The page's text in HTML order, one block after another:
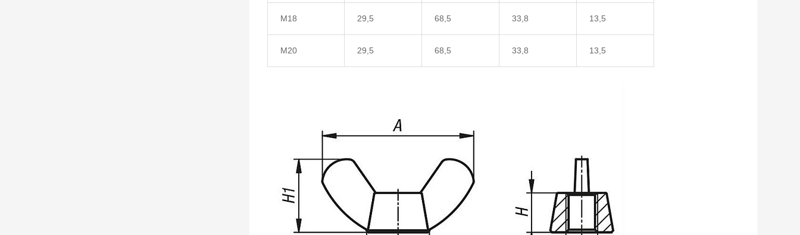
M18 29,5 68,5 33,8 13,5
M20 29,5 68,5 33,8 13,5